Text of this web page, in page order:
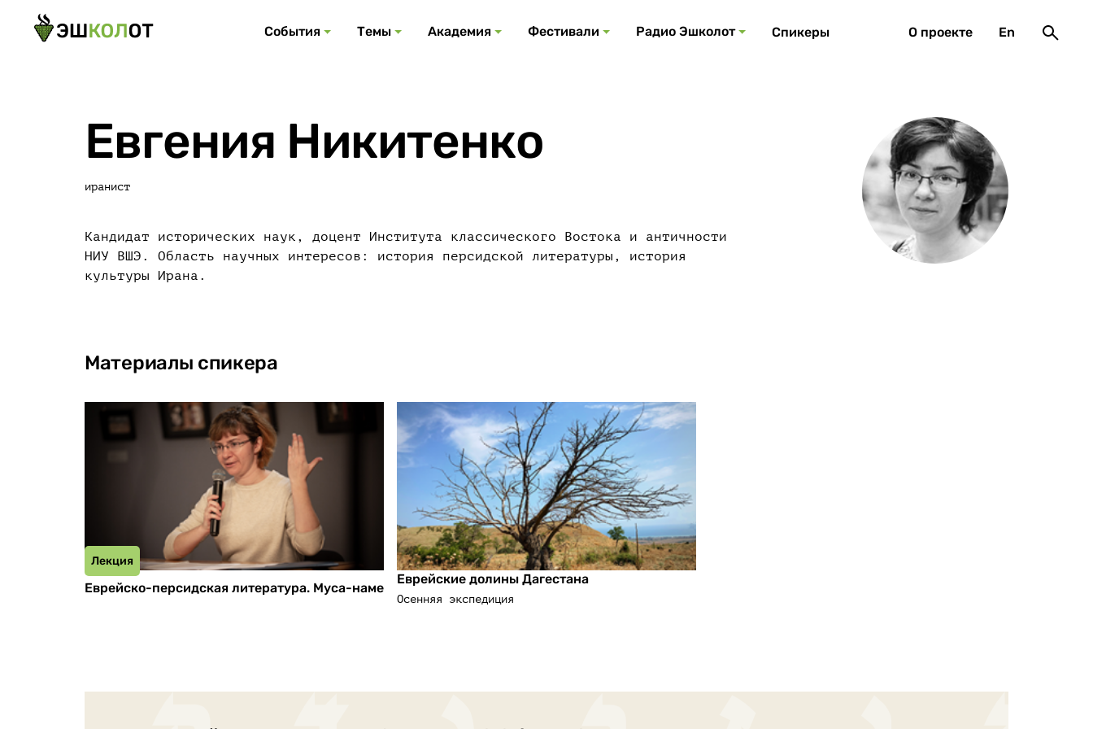
События
Темы
Все темы
Академия
Фестивали
Радио Эшколот
Спикеры
О проекте En
Евгения Никитенко
иранист
Кандидат исторических наук, доцент Института классического Востока и античности
НИУ ВШЭ. Область научных интересов: история персидской литературы, история
культуры Ирана.
Материалы спикера
Еврейско-персидская литература. Муса-наме
Лекция
Еврейские долины Дагестана
Осенняя экспедиция